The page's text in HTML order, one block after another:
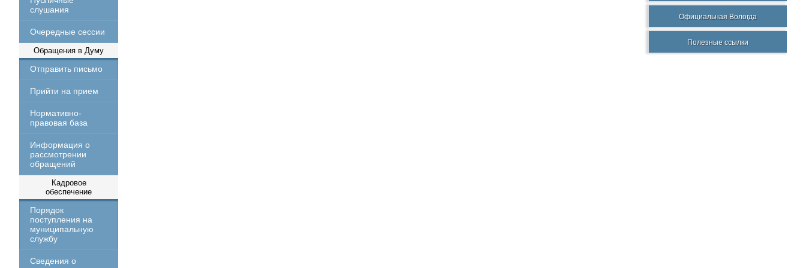
слушания
Очередные сессии
Обращения в Думу
Отправить письмо
Прийти на прием
Нормативно-
правовая база
Информация о
рассмотрении
обращений
Кадровое
обеспечение
Порядок
поступления на
муниципальную
службу
Сведения о
Официальная Вологда
Полезные ссылки